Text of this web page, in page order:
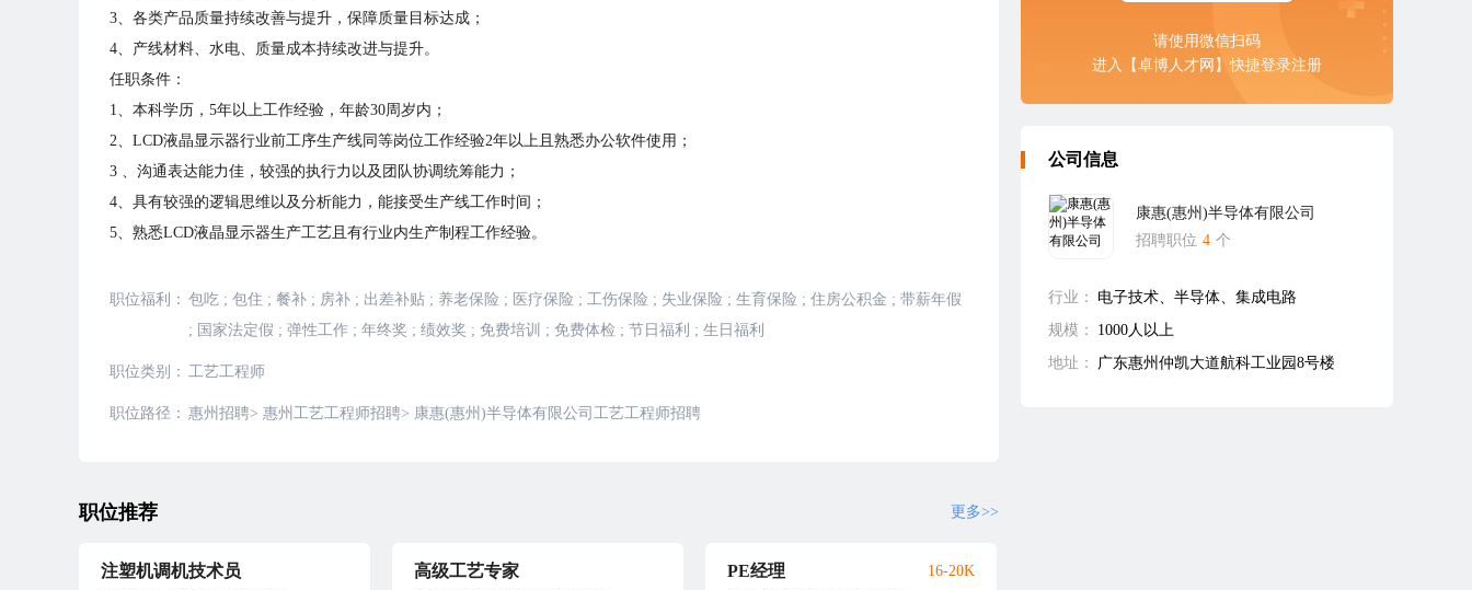
3、各类产品质量持续改善与提升，保障质量目标达成；
4、产线材料、水电、质量成本持续改进与提升。
任职条件：
1、本科学历，5年以上工作经验，年龄30周岁内；
2、LCD液晶显示器行业前工序生产线同等岗位工作经验2年以上且熟悉办公软件使用；
3 、沟通表达能力佳，较强的执行力以及团队协调统筹能力；
4、具有较强的逻辑思维以及分析能力，能接受生产线工作时间；
5、熟悉LCD液晶显示器生产工艺且有行业内生产制程工作经验。
职位福利： 包吃 ; 包住 ; 餐补 ; 房补 ; 出差补贴 ; 养老保险 ; 医疗保险 ; 工伤保险 ; 失业保险 ; 生育保险 ; 住房公积金 ; 带薪年假
; 国家法定假 ; 弹性工作 ; 年终奖 ; 绩效奖 ; 免费培训 ; 免费体检 ; 节日福利 ; 生日福利
职位类别： 工艺工程师
职位路径： 惠州招聘> 惠州工艺工程师招聘> 康惠(惠州)半导体有限公司工艺工程师招聘
职位推荐 更多>>
注塑机调机技术员 高级工艺专家 PE经理 16-20K
请使用微信扫码
进入【卓博人才网】快捷登录注册
公司信息
康惠(惠州)半导体有限公司
招聘职位 4 个
行业：
电子技术、半导体、集成电路
规模：
1000人以上
地址：
广东惠州仲凯大道航科工业园8号楼